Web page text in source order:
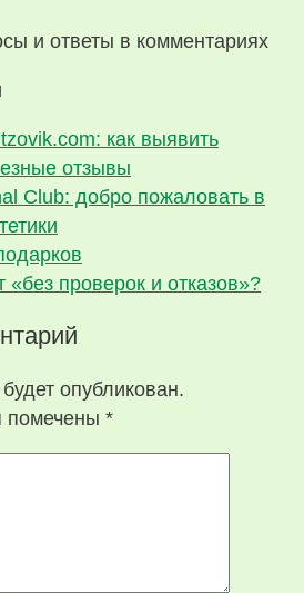
и ответы в комментариях
как выявить
отзывы
Club: добро пожаловать в
«без проверок и отказов»?
опубликован.
помечены *